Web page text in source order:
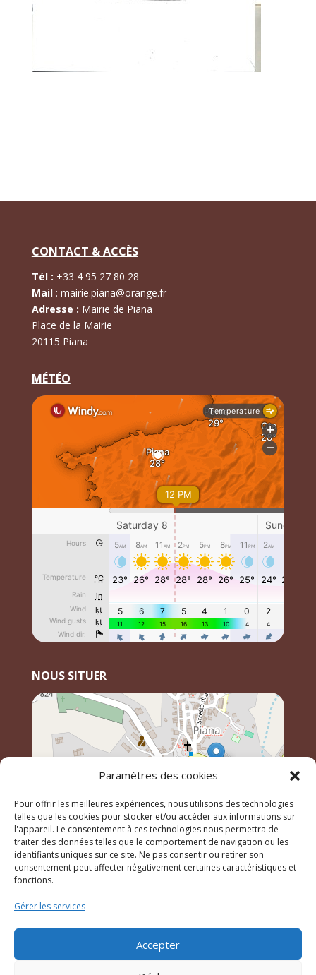
Paramètres des cookies
Pour offrir les meilleures expériences, nous utilisons des technologies
telles que les cookies pour stocker et/ou accéder aux informations sur
l'appareil. Le consentement à ces technologies nous permettra de
traiter des données telles que le comportement de navigation ou les
identifiants uniques sur ce site. Ne pas consentir ou retirer son
consentement peut affecter négativement certaines caractéristiques et
fonctions.
Gérer les services
Accepter
CONTACT & ACCÈS
Tél : +33 4 95 27 80 28
Mail: mairie.piana@orange.fr
Adresse : Mairie de Piana
Place de la Mairie
20115 Piana
MÉTÉO
NOUS SITUER
Leaflet, \r\n©OpenStreetMapcontributeurs